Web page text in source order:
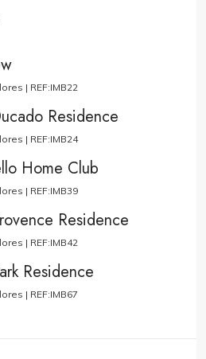
| REF:IMB22
Residence
| REF:IMB24
Home Club
| REF:IMB39
Residence
| REF:IMB42
Residence
| REF:IMB67